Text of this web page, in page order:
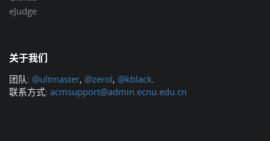
eJudge
关于我们
团队: @ultmaster, @zerol, @kblack
联系方式: acmsupport@admin.ecnu.edu.cn